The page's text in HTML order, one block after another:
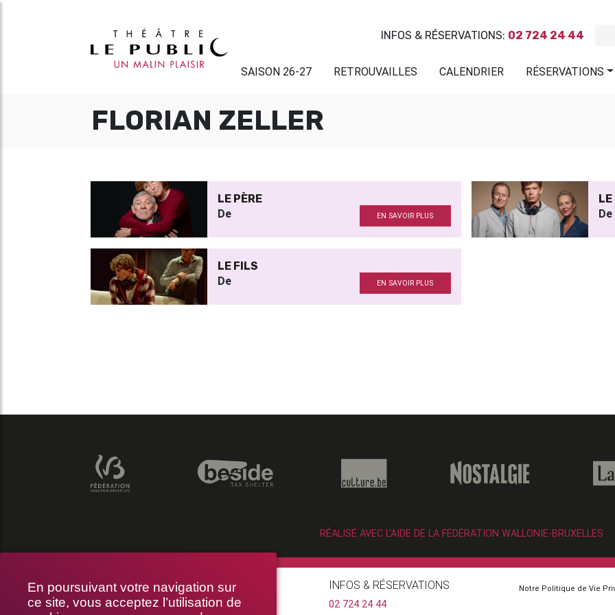
En poursuivant votre navigation sur
ce site, vous acceptez l’utilisation de
INFOS & RÉSERVATIONS: 02 724 24 44
SAISON 26-27 RETROUVAILLES CALENDRIER RÉSERVATIONS
FLORIAN ZELLER
LE PÈRE
De EN SAVOIR PLUS
LE
De
LE FILS
De EN SAVOIR PLUS
RÉALISÉ AVEC L’AIDE DE LA FÉDÉRATION WALLONIE-BRUXELLES
THÉÂTRE LE PUBLIC
RUE BRAEMT 64-70, 1210 BRUXELLES
INFOS & RÉSERVATIONS
02 724 24 44
Notre Politique de Vie